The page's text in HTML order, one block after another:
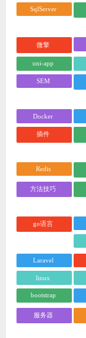
SqlServer
微擎
uni-app
SEM
Docker
插件
Redis
方法技巧
go语言
Laravel
linux
bootstrap
服务器